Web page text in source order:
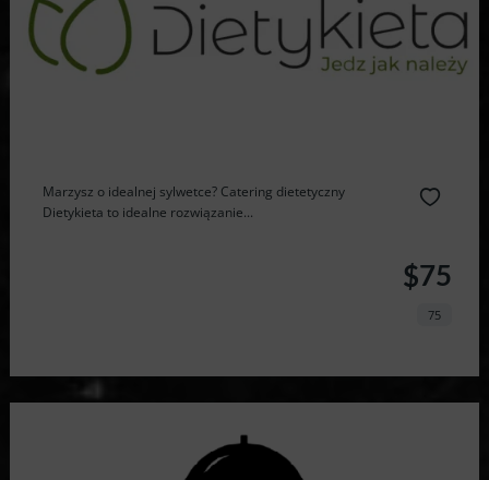
Marzysz o idealnej sylwetce? Catering dietetyczny
Dietykieta to idealne rozwiązanie...
$75
75